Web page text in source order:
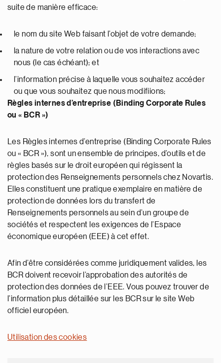
suite de manière efficace:
le nom du site Web faisant l’objet de votre demande;
la nature de votre relation ou de vos interactions avec
nous (le cas échéant); et
l’information précise à laquelle vous souhaitez accéder
ou que vous souhaitez que nous modifiions;
Règles internes d’entreprise (Binding Corporate Rules
ou « BCR »)
Les Règles internes d’entreprise (Binding Corporate Rules
ou « BCR »), sont un ensemble de principes, d’outils et de
règles basés sur le droit européen qui régissent la
protection des Renseignements personnels chez Novartis.
Elles constituent une pratique exemplaire en matière de
protection de données lors du transfert de
Renseignements personnels au sein d’un groupe de
sociétés et respectent les exigences de l’Espace
économique européen (EEE) à cet effet.
Afin d’être considérées comme juridiquement valides, les
BCR doivent recevoir l’approbation des autorités de
protection des données de l’EEE. Vous pouvez trouver de
l’information plus détaillée sur les BCR sur le site Web
officiel européen.
Utilisation des cookies